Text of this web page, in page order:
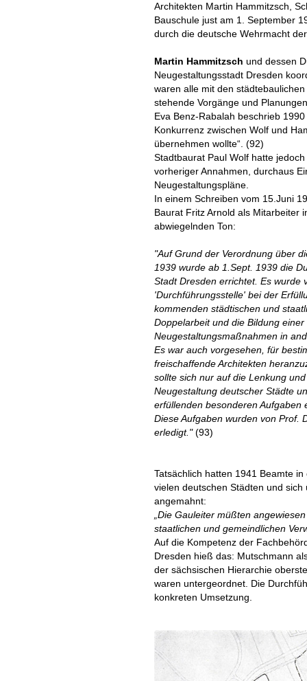
Architekten Martin Hammitzsch,
Bauschule just am 1. September
durch die deutsche Wehrmacht
Martin Hammitzsch und dessen
Neugestaltungsstadt Dresden
waren alle mit den
stehende Vorgänge und
Eva Benz-Rabalah beschrieb
Konkurrenz zwischen Wolf und
übernehmen wollte“. (92)
Stadtbaurat Paul Wolf hatte
vorheriger Annahmen, durchaus
Neugestaltungspläne.
In einem Schreiben vom 15.Juni
Baurat Fritz Arnold als Mitarbeiter
abwiegelnden Ton:
"Auf Grund der Verordnung über
1939 wurde ab 1.Sept. 1939 die
Stadt Dresden errichtet. Es wurde
'Durchführungsstelle' bei der
kommenden städtischen und
Doppelarbeit und die Bildung
Neugestaltungsmaßnahmen in
Es war auch vorgesehen, für
freischaffende Architekten
sollte sich nur auf die Lenkung
Neugestaltung deutscher Städte
erfüllenden besonderen Aufgaben
Diese Aufgaben wurden von Prof.
erledigt."(93)
Tatsächlich hatten 1941 Beamte
vielen deutschen Städten und
angemahnt:
„Die Gauleiter müßten
staatlichen und gemeindlichen
Auf die Kompetenz der
Dresden hieß das: Mutschmann
der sächsischen Hierarchie
waren untergeordnet. Die
konkreten Umsetzung.